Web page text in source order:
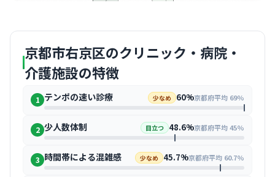
京都市右京区のクリニック・病院・
介護施設の特徴
1 テンポの速い診療 少なめ 60%京都府平均 69%
2 少人数体制 目立つ 48.6%京都府平均 45%
3 時間帯による混雑感 少なめ 45.7%京都府平均 60.7%